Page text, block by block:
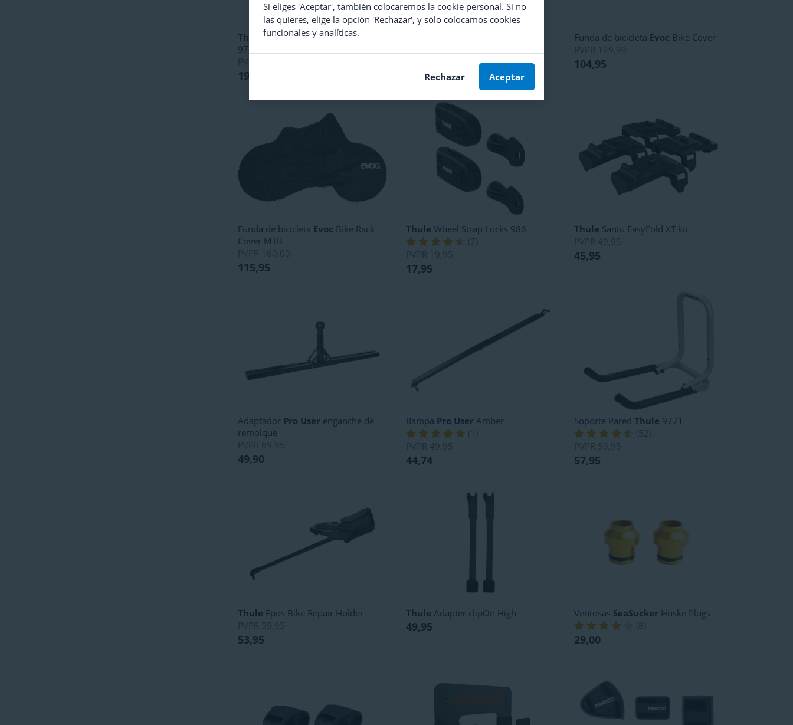
Thule Adapter for Thule Lightboard
976
PVPR
19,95 36,95
Funda de bicicleta Evoc Bike Cover
PVPR
129,99
104,95
Funda de bicicleta Evoc Bike Rack
Cover MTB
PVPR
160,00
115,95
Thule Wheel Strap Locks 986
(7
PVPR
19,95
17,95
Thule Santu EasyFold XT kit
PVPR 49,95
45,95
Adaptador Pro User enganche de
remolque
PVPR 69,95
49,90
Rampa Pro User Amber
(
PVPR 49,95
44,74
Soporte Pared Thule 9771
( 52
PVPR 59,95
57,95
Thule Epos Bike Repair Holder
PVPR 59,95
53,95
Thule Adapter clipOn High
49,95
Ventosas SeaSucker Huske Plugs
(8
29,00
Si eliges 'Aceptar', también colocaremos la cookie personal. Si no
las quieres, elige la opción 'Rechazar', y sólo colocamos cookies
funcionales y analíticas.
Rechazar Aceptar